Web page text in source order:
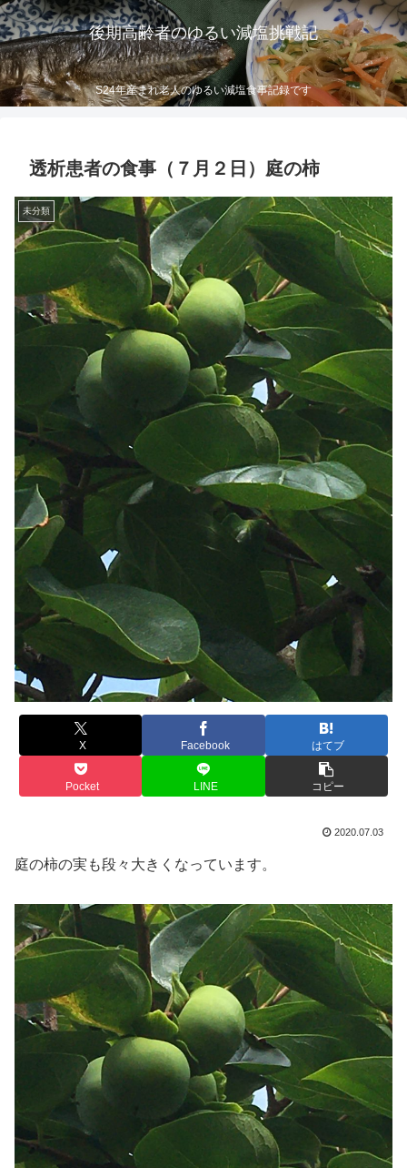
後期高齢者のゆるい減塩挑戦記
S24年産まれ老人のゆるい減塩食事記録です
透析患者の食事（７月２日）庭の柿
未分類
X Facebook はてブ
Pocket LINE コピー
2020.07.03
庭の柿の実も段々大きくなっています。